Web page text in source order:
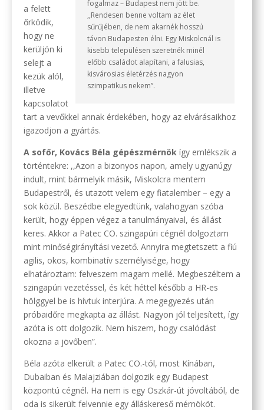
fogalmaz – Budapest nem jött be.
,,Rendesen benne voltam az élet
sűrűjében, de nem akarnék hosszú
távon Budapesten élni. Egy Miskolcnál is
kisebb településen szeretnék minél
előbb családot alapítani, a falusias,
kisvárosias életérzés nagyon
szimpatikus nekem”.
a felett
őrködik,
hogy ne
kerüljön ki
selejt a
kezük alól,
illetve
kapcsolatot
tart a vevőkkel annak érdekében, hogy az elvárásaikhoz
igazodjon a gyártás.
A sofőr, Kovács Béla gépészmérnökígy emlékszik a
történtekre: ,,Azon a bizonyos napon, amely ugyanúgy
indult, mint bármelyik másik, Miskolcra mentem
Budapestről, és utazott velem egy fiatalember – egy a
sok közül. Beszédbe elegyedtünk, valahogyan szóba
került, hogy éppen végez a tanulmányaival, és állást
keres. Akkor a Patec CO. szingapúri cégnél dolgoztam
mint minőségirányítási vezető. Annyira megtetszett a fiú
agilis, okos, kombinatív személyisége, hogy
elhatároztam: felveszem magam mellé. Megbeszéltem a
szingapúri vezetéssel, és két héttel később a HR-es
hölggyel be is hívtuk interjúra. A megegyezés után
próbaidőre megkapta az állást. Nagyon jól teljesített, így
azóta is ott dolgozik. Nem hiszem, hogy csalódást
okozna a jövőben”.
Béla azóta elkerült a Patec CO.-tól, most Kínában,
Dubaiban és Malajziában dolgozik egy Budapest
központú cégnél. Ha nem is egy Oszkár-út jóvoltából, de
oda is sikerült felvennie egy álláskereső mérnököt.